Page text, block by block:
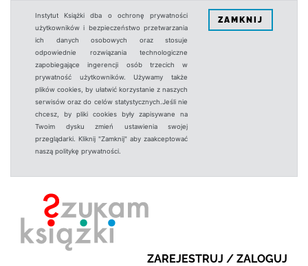
Instytut Książki dba o ochronę prywatności
użytkowników i bezpieczeństwo przetwarzania
ich danych osobowych oraz stosuje
odpowiednie rozwiązania technologiczne
zapobiegające ingerencji osób trzecich w
prywatność użytkowników. Używamy także
plików cookies, by ułatwić korzystanie z naszych
serwisów oraz do celów statystycznych.Jeśli nie
chcesz, by pliki cookies były zapisywane na
Twoim dysku zmień ustawienia swojej
przeglądarki. Kliknij "Zamknij" aby zaakceptować
naszą politykę prywatności.
ZAMKNIJ
ZAREJESTRUJ / ZALOGUJ